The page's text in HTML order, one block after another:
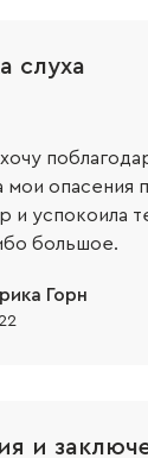
слуха
мои опасения
и успокоила
большое.
Горн
и